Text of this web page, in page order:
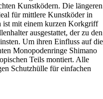
Kunstködern. Die längeren
für mittlere Kunstköder in
ist mit einem kurzen Korkgriff
ausgestattet, der zu den
Um ihren Einfluss auf die
Monopodenringe Shimano
Teils montiert. Alle
Schutzhülle für einfachen